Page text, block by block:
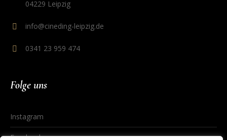
04229 Leipzig
info@cineding-leipzig.de
0341 23 959 474
Folge uns
Instagram
Facebook